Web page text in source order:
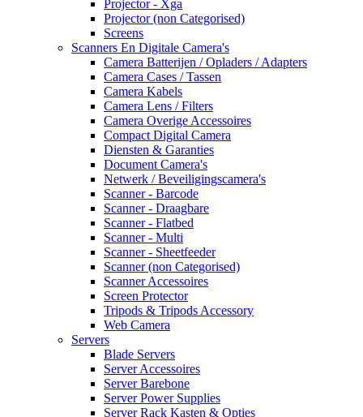
Projector - Xga
Projector (non Categorised)
Screens
Scanners En Digitale Camera's
Camera Batterijen / Opladers / Adapters
Camera Cases / Tassen
Camera Kabels
Camera Lens / Filters
Camera Overige Accessoires
Compact Digital Camera
Diensten & Garanties
Document Camera's
Netwerk / Beveiligingscamera's
Scanner - Barcode
Scanner - Draagbare
Scanner - Flatbed
Scanner - Multi
Scanner - Sheetfeeder
Scanner (non Categorised)
Scanner Accessoires
Screen Protector
Tripods & Tripods Accessory
Web Camera
Servers
Blade Servers
Server Accessoires
Server Barebone
Server Power Supplies
Server Rack Kasten & Opties